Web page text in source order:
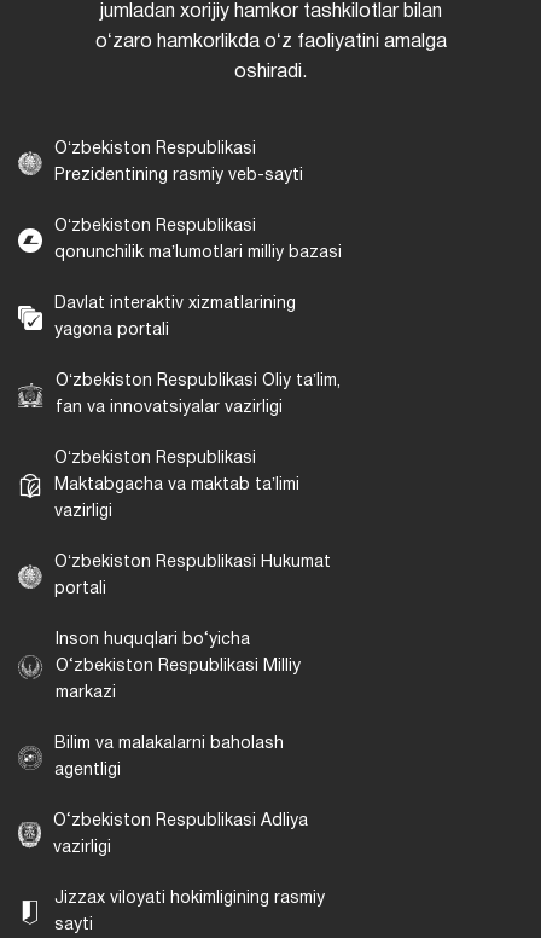
jumladan xorijiy hamkor tashkilotlar bilan
oʻzaro hamkorlikda oʻz faoliyatini amalga
oshiradi.
Oʻzbekiston Respublikasi
Prezidentining rasmiy veb-sayti
Oʻzbekiston Respublikasi
qonunchilik maʼlumotlari milliy bazasi
Davlat interaktiv xizmatlarining
yagona portali
Oʻzbekiston Respublikasi Oliy taʼlim,
fan va innovatsiyalar vazirligi
Oʻzbekiston Respublikasi
Maktabgacha va maktab taʼlimi
vazirligi
Oʻzbekiston Respublikasi Hukumat
portali
Inson huquqlari bo‘yicha
O‘zbekiston Respublikasi Milliy
markazi
Bilim va malakalarni baholash
agentligi
O‘zbekiston Respublikasi Adliya
vazirligi
Jizzax viloyati hokimligining rasmiy
sayti